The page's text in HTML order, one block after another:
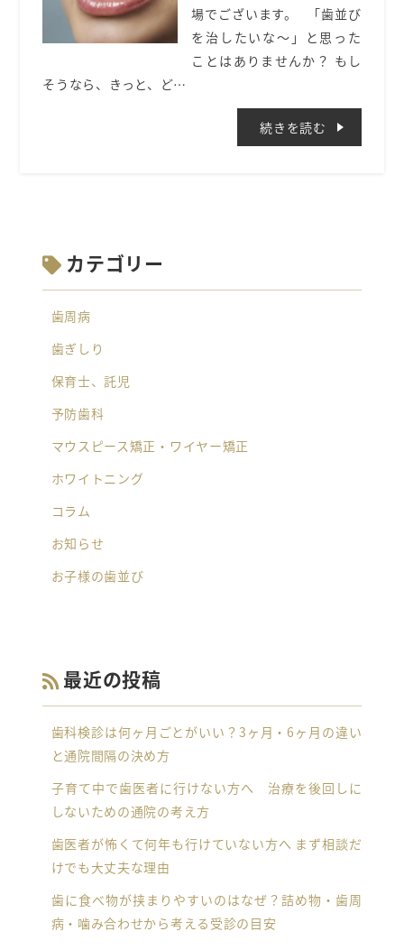
場でございます。 「歯並び
を治したいな〜」と思った
ことはありませんか？ もし
そうなら、きっと、ど…
続きを読む
カテゴリー
歯周病
歯ぎしり
保育士、託児
予防歯科
マウスピース矯正・ワイヤー矯正
ホワイトニング
コラム
お知らせ
お子様の歯並び
最近の投稿
歯科検診は何ヶ月ごとがいい？3ヶ月・6ヶ月の違い
と通院間隔の決め方
子育て中で歯医者に行けない方へ 治療を後回しに
しないための通院の考え方
歯医者が怖くて何年も行けていない方へ まず相談だ
けでも大丈夫な理由
歯に食べ物が挟まりやすいのはなぜ？詰め物・歯周
病・噛み合わせから考える受診の目安